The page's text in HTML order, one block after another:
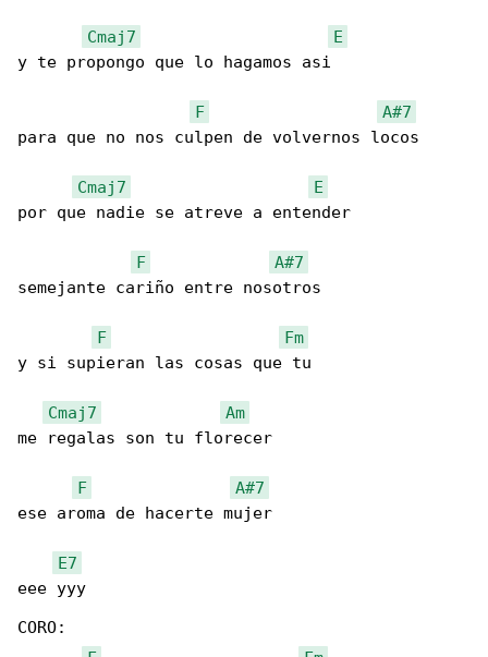
Cmaj7
E
y te propongo que lo hagamos asi
F
A#7
para que no nos culpen de volvernos locos
Cmaj7
E
por que nadie se atreve a entender
F
A#7
semejante cariño entre nosotros
F
Fm
y si supieran las cosas que tu
Cmaj7
Am
me regalas son tu florecer
F
A#7
ese aroma de hacerte mujer
E7
eee yyy
CORO: